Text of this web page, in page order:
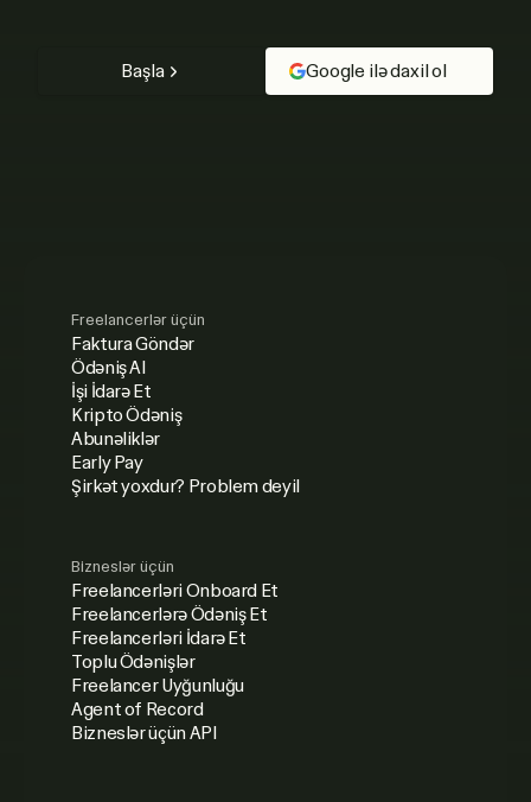
Başla Google ilə daxil ol
Freelancerlər üçün
Faktura Göndər
Ödəniş Al
İşi İdarə Et
Kripto Ödəniş
Abunəliklər
Early Pay
Şirkət yoxdur? Problem deyil
Bizneslər üçün
Freelancerləri Onboard Et
Freelancerlərə Ödəniş Et
Freelancerləri İdarə Et
Toplu Ödənişlər
Freelancer Uyğunluğu
Agent of Record
Bizneslər üçün API